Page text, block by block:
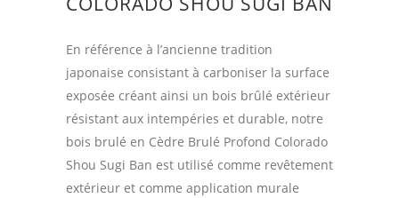
En référence à l’ancienne tradition
japonaise consistant à carboniser la surface
exposée créant ainsi un bois brûlé extérieur
résistant aux intempéries et durable, notre
bois brulé en Cèdre Brulé Profond Colorado
Shou Sugi Ban est utilisé comme revêtement
extérieur et comme application murale